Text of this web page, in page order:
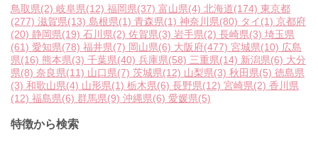
鳥取県(2) 岐阜県(12) 福岡県(37) 富山県(4) 北海道(174) 東京都
(277) 滋賀県(13) 島根県(1) 青森県(1) 神奈川県(80) タイ(1) 京都府
(20) 静岡県(19) 石川県(2) 佐賀県(3) 岩手県(2) 長崎県(3) 埼玉県
(61) 愛知県(78) 福井県(7) 岡山県(6) 大阪府(477) 宮城県(10) 広島
県(16) 熊本県(3) 千葉県(40) 兵庫県(58) 三重県(14) 新潟県(6) 大分
県(8) 奈良県(11) 山口県(7) 茨城県(12) 山梨県(3) 秋田県(5) 徳島県
(3) 和歌山県(4) 山形県(1) 栃木県(6) 長野県(12) 宮崎県(2) 香川県
(12) 福島県(6) 群馬県(9) 沖縄県(6) 愛媛県(5)
特徴から検索